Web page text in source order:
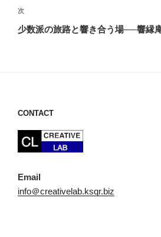
ビ
ゲ
稿
次
の
次
少数派の旅路と響き合う場──響縁
CONTACT
Email
info＠creativelab.ksqr.biz